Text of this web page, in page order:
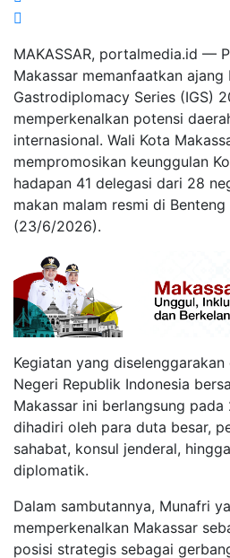
MAKASSAR, portalmedia.id —
Makassar memanfaatkan ajang
Gastrodiplomacy Series (IGS)
memperkenalkan potensi
internasional. Wali Kota
mempromosikan keunggulan
hadapan 41 delegasi dari 28
makan malam resmi di
(23/6/2026).
Kegiatan yang
Negeri Republik Indonesia
Makassar ini berlangsung
dihadiri oleh para duta besar,
sahabat, konsul jenderal,
diplomatik.
Dalam sambutannya, Munafri
memperkenalkan Makassar
posisi strategis sebagai